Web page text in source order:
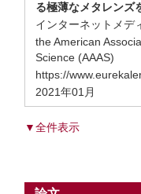
る極薄なメタレンズ
インターネットメデ
the American
Science (AAAS)
https://
2021年01月
▼全件表示